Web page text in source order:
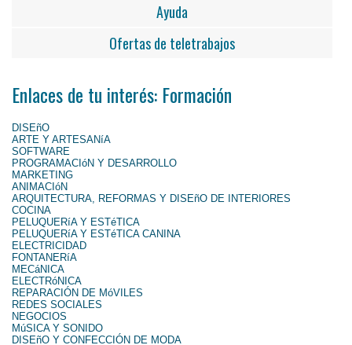
Ayuda
Ofertas de teletrabajos
Enlaces de tu interés: Formación
DISEñO
ARTE Y ARTESANíA
SOFTWARE
PROGRAMACIóN Y DESARROLLO
MARKETING
ANIMACIóN
ARQUITECTURA, REFORMAS Y DISEñO DE INTERIORES
COCINA
PELUQUERíA Y ESTéTICA
PELUQUERíA Y ESTéTICA CANINA
ELECTRICIDAD
FONTANERíA
MECáNICA
ELECTRóNICA
REPARACIÓN DE MóVILES
REDES SOCIALES
NEGOCIOS
MúSICA Y SONIDO
DISEñO Y CONFECCIÓN DE MODA